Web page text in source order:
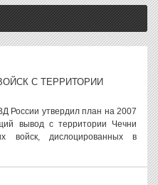
С ТЕРРИТОРИИ
России утвердил план на 2007
вывод с территории Чечни
войск, дислоцированных в